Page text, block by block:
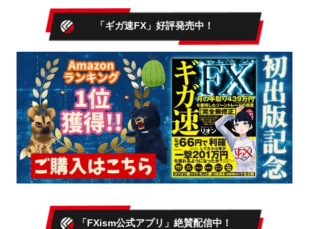
「ギガ速FX」好評発売中！
「FXism公式アプリ」絶賛配信中！